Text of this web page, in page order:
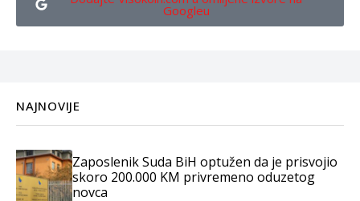
Googleu
NAJNOVIJE
Zaposlenik Suda BiH optužen da je prisvojio
skoro 200.000 KM privremeno oduzetog
novca